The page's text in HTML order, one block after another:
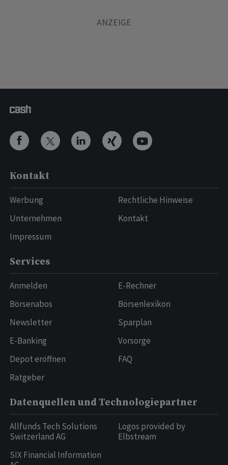
Kontakt
Werbung
Unternehmen
Impressum
Rechtliche Hinweise
Kontakt
Services
Anmelden
Börsenabos
Newsletter
E-Banking
Depot eröffnen
Ratgeber
E-Rechner
Börsenlexikon
Sparplan
Vorsorge
FAQ
Datenquellen und Technologiepartner
Allfunds Tech Solutions
Switzerland AG
SIX Financial Information
Logos provided by
Elbstream